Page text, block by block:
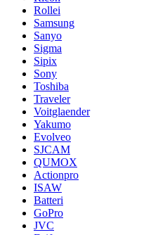
Rollei
Samsung
Sanyo
Sigma
Sipix
Sony
Toshiba
Traveler
Voitglaender
Yakumo
Evolveo
SJCAM
QUMOX
Actionpro
ISAW
Batteri
GoPro
JVC